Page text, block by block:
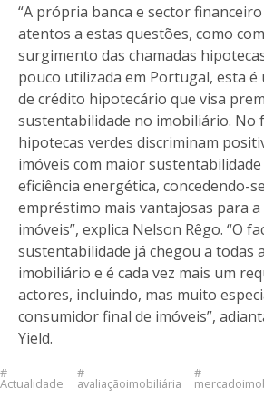
“A própria banca e sector
atentos a estas questões, como
surgimento das chamadas
pouco utilizada em Portugal, esta é
de crédito hipotecário que visa
sustentabilidade no imobiliário. No
hipotecas verdes discriminam
imóveis com maior
eficiência energética, concedendo-
empréstimo mais vantajosas para a
imóveis”, explica Nelson Rêgo. “O
sustentabilidade já chegou a todas
imobiliário e é cada vez mais um
actores, incluindo, mas muito
consumidor final de imóveis”,
Yield.
Actualidade avaliaçãoimobiliária